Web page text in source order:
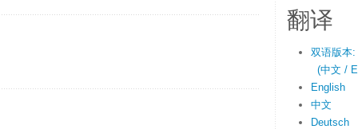
翻译
双语版本:
(中文 /
English
中文
Deutsch